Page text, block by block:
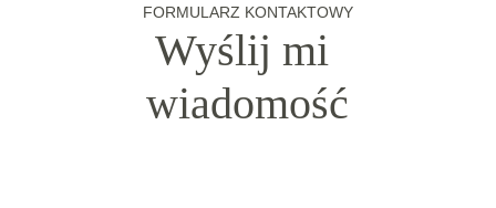
FORMULARZ KONTAKTOWY
Wyślij mi
wiadomość